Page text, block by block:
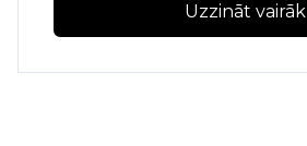
Uzzināt vairāk